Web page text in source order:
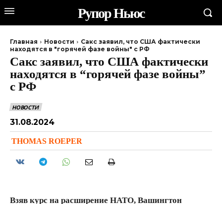
Рупор Ньюс
Главная Новости
Сакс заявил, что США фактически
находятся в "горячей фазе войны" с РФ
Сакс заявил, что США фактически
находятся в “горячей фазе войны”
с РФ
НОВОСТИ
31.08.2024
THOMAS ROEPER
Взяв курс на расширение НАТО, Вашингтон